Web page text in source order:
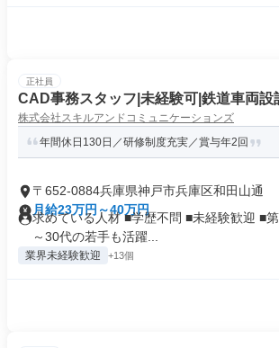
正社員
CAD事務スタッフ|未経験可|鉄道車両設
株式会社スキルアンドコミュニケーションズ
年間休日130日／研修制度充実／賞与年2回
〒652-0884兵庫県神戸市兵庫区和田山通
月給23万円～40万円
求めている人材 ■学歴不問 ■未経験歓迎 ■
～30代の若手も活躍...
業界未経験歓迎 +13個